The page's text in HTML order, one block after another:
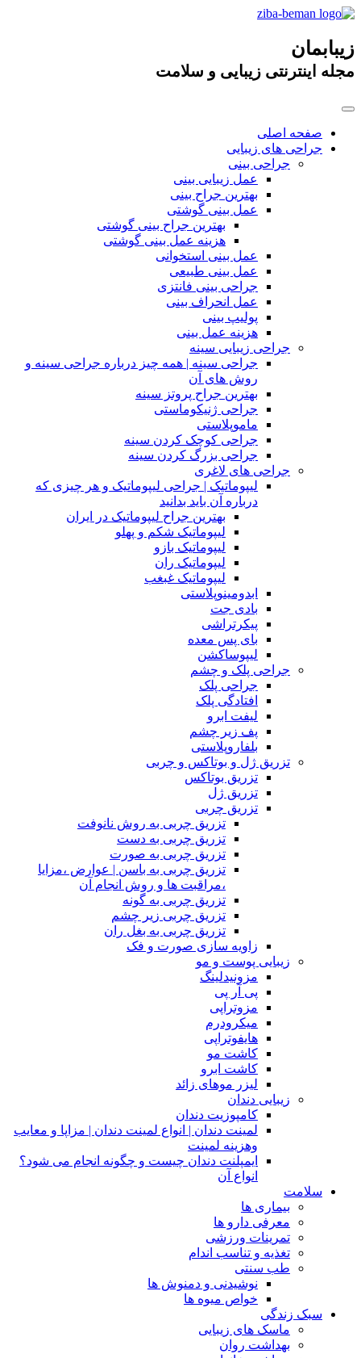
زیبابمان
مجله اینترنتی زیبایی و سلامت
صفحه اصلی
جراحی های زیبایی
جراحی بینی
عمل زیبایی بینی
بهترین جراح بینی
عمل بینی گوشتی
بهترین جراح بینی گوشتی
هزینه عمل بینی گوشتی
عمل بینی استخوانی
عمل بینی طبیعی
جراحی بینی فانتزی
عمل انحراف بینی
پولیپ بینی
هزینه عمل بینی
جراحی زیبایی سینه
جراحی سینه | همه چیز درباره جراحی سینه و
روش های آن
بهترین جراح پروتز سینه
جراحی ژنیکوماستی
ماموپلاستی
جراحی کوچک کردن سینه
جراحی بزرگ کردن سینه
جراحی های لاغری
لیپوماتیک | جراحی لیپوماتیک و هر چیزی که
درباره آن باید بدانید
بهترین جراح لیپوماتیک در ایران
لیپوماتیک شکم و پهلو
لیپوماتیک بازو
لیپوماتیک ران
لیپوماتیک غبغب
ابدومینوپلاستی
بادی‌ جت
پیکرتراشی
بای پس معده
لیپوساکشن
جراحی پلک و چشم
جراحی پلک
افتادگی پلک
لیفت ابرو
پف زیر چشم
بلفاروپلاستی
تزریق ژل و بوتاکس و چربی
تزریق بوتاکس
تزریق ژل
تزریق چربی
تزریق چربی به روش نانوفت
تزریق چربی به دست
تزریق چربی به صورت
تزریق چربی به باسن | عوارض ،مزایا
،مراقبت ها و روش انجام آن
تزریق چربی به گونه
تزریق چربی زیر چشم
تزریق چربی به بغل ران
زاویه سازی صورت و فک
زیبایی پوست و مو
مزونیدلینگ
پی آر پی
مزوتراپی
میکرودرم
هایفوتراپی
کاشت مو
کاشت ابرو
لیزر موهای زائد
زیبایی دندان
کامپوزیت دندان
لمینت دندان | انواع لمینت دندان | مزاپا و معایب
وهزینه لمینت
ایمپلنت دندان چیست و چگونه انجام می شود؟
انواع آن
سلامت
بیماری ها
معرفی دارو ها
تمرینات ورزشی
تغذیه و تناسب اندام
طب سنتی
نوشیدنی و دمنوش ها
خواص میوه ها
سبک زندگی
ماسک های زیبایی
بهداشت روان